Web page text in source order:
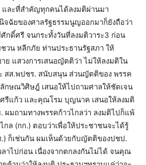
และที่สำคัญทุกคนได้ลงมติผ่านมา
จฉัยของศาลรัฐธรรมนูญออกมาก็ยังถือว่า
กดิ์ศรี จนกระทั้งวันที่ลงมติวาระ3 ก่อน
ชวน หลีกภัย ท่านประธานรัฐสภา ให้
แสวงการเสนอญัตติว่า ไม่ให้ลงมติใน
สส.พปชร. สนับสนุน ส่วนญัตติของ พรรค
ษณวิศิษฎ์ เสนอให้ไปถามศาลให้ชัดเจน
แก้ว และคุณโรม บุญนาค เสนอให้ลงมติ
ผมถามทางพรรคก้าวไกลว่า ลงมติไปก็แพ้
กล (กก.) ตอบว่าเพื่อให้ประชาชนจะได้รู้
.) ก็เช่นกัน ผมเห็นด้วยกับญัตติของปชป.
ลาไปก่อน เนื่องจากตกลงกันไม่ได้ จนคุณ